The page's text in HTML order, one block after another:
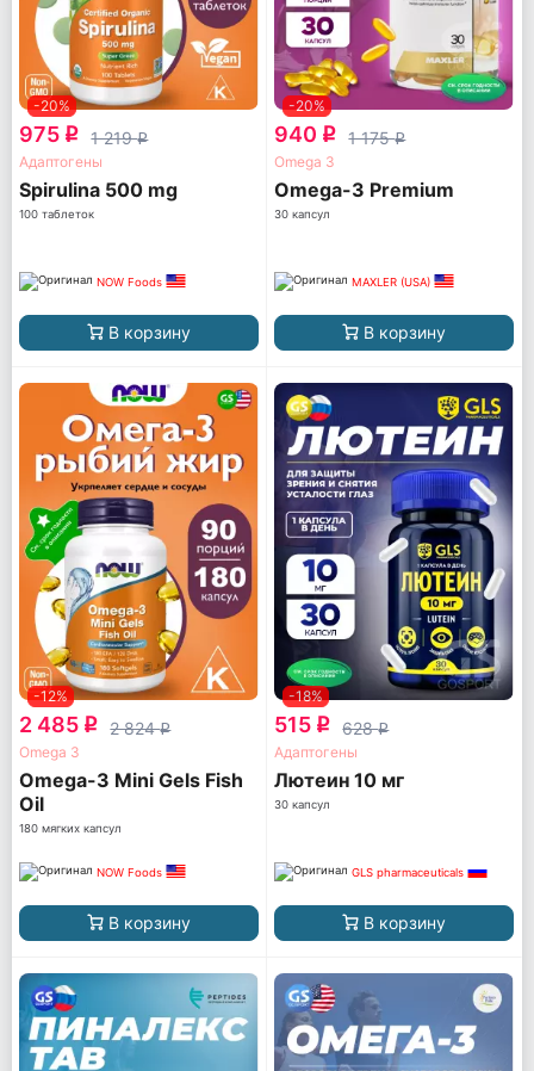
-20%
975 q 1 219q
Адаптогены
Spirulina 500 mg
100 таблеток
NOW Foods
В корзину
-20%
940 q 1 175q
Omega 3
Omega-3 Premium
30 капсул
MAXLER (USA)
В корзину
-12%
2 485 q 2 824q
Omega 3
Omega-3 Mini Gels Fish
Oil
180 мягких капсул
NOW Foods
В корзину
-18%
515 q 628q
Адаптогены
Лютеин 10 мг
30 капсул
GLS pharmaceuticals
В корзину